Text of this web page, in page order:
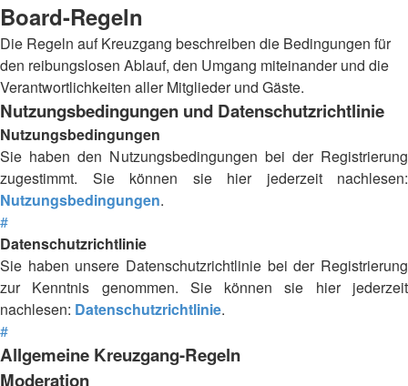
Board-Regeln
Die Regeln auf Kreuzgang beschreiben die Bedingungen für
den reibungslosen Ablauf, den Umgang miteinander und die
Verantwortlichkeiten aller Mitglieder und Gäste.
Nutzungsbedingungen und Datenschutzrichtlinie
Nutzungsbedingungen
Sie haben den Nutzungsbedingungen bei der Registrierung
zugestimmt. Sie können sie hier jederzeit nachlesen:
Nutzungsbedingungen.
#
Datenschutzrichtlinie
Sie haben unsere Datenschutzrichtlinie bei der Registrierung
zur Kenntnis genommen. Sie können sie hier jederzeit
nachlesen: Datenschutzrichtlinie.
#
Allgemeine Kreuzgang-Regeln
Moderation